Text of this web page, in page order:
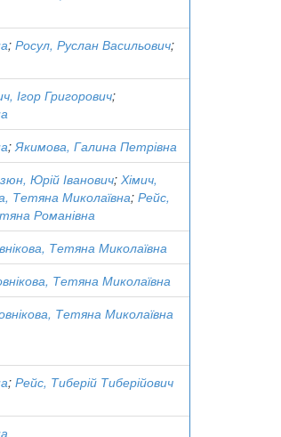
; Росул, Руслан Васильович;
Ігор Григорович;
;Якимова, Галина Петрівна
Юрій Іванович; Хімич,
Тетяна Миколаївна; Рейс,
Романівна
Тетяна Миколаївна
Тетяна Миколаївна
Тетяна Миколаївна
; Рейс, Тиберій Тиберійович